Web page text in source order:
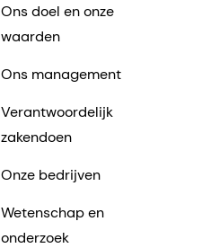
Ons doel en onze
waarden
Ons management
Verantwoordelijk
zakendoen
Onze bedrijven
Wetenschap en
onderzoek